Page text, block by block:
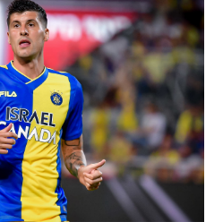
רשיון להקרנה פומבית לבית עסק
הצטרפות לחבילת הערוצים
לוח דרושים – ג'ובנט
תגיות
המגזין